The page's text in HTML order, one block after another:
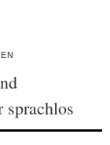
sprachlos